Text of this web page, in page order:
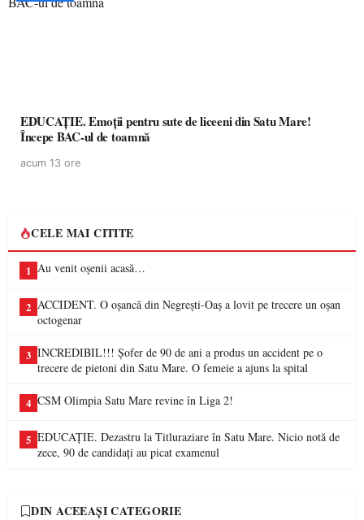
EDUCAȚIE. Emoții pentru sute de liceeni din Satu Mare!
Începe BAC-ul de toamnă
acum 13 ore
CELE MAI CITITE
1 Au venit oșenii acasă…
2 ACCIDENT. O oșancă din Negrești-Oaș a lovit pe trecere un oșan
octogenar
3 INCREDIBIL!!! Șofer de 90 de ani a produs un accident pe o
trecere de pietoni din Satu Mare. O femeie a ajuns la spital
4 CSM Olimpia Satu Mare revine în Liga 2!
5 EDUCAȚIE. Dezastru la Titluraziare în Satu Mare. Nicio notă de
zece, 90 de candidați au picat examenul
DIN ACEEAȘI CATEGORIE